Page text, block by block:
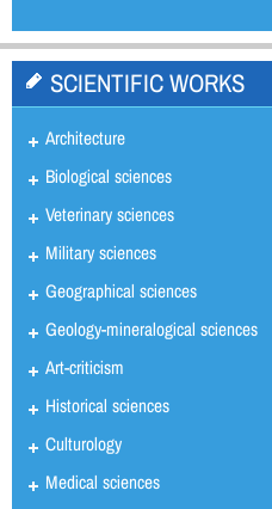
SCIENTIFIC WORKS
Architecture
Biological sciences
Veterinary sciences
Military sciences
Geographical sciences
Geology-mineralogical sciences
Art-criticism
Historical sciences
Culturology
Medical sciences